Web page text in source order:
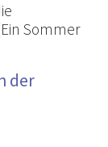
Sommer
der